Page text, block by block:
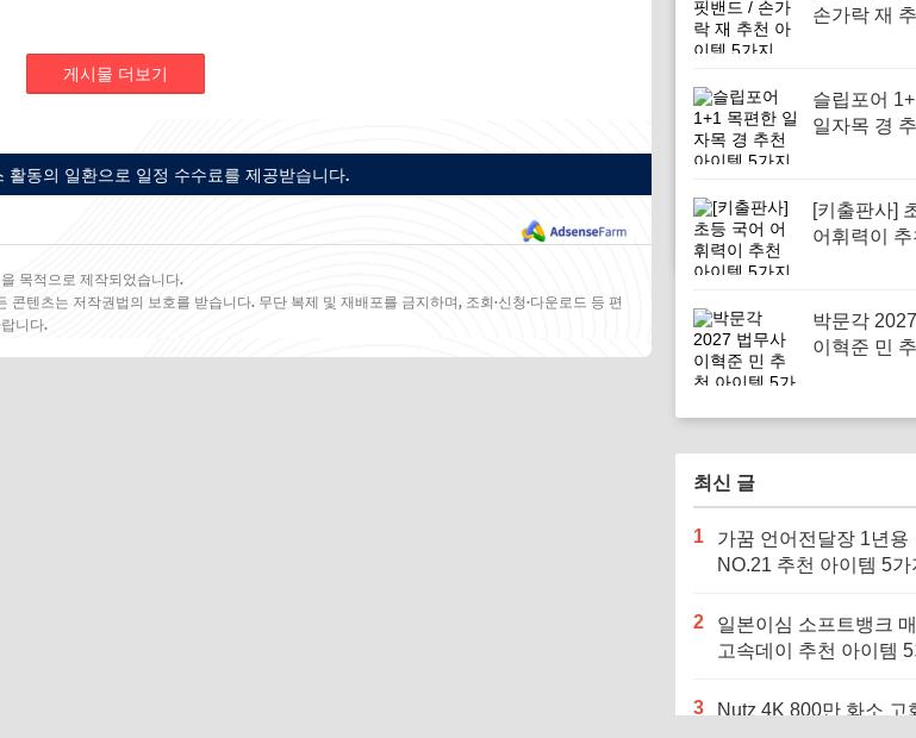
게시물 더보기
동의 일환으로 일정 수수료를 제공받습니다.
목적으로 제작되었습니다.
텐츠는 저작권법의 보호를 받습니다. 무단 복제 및 재배포를 금지하며, 조회·신청·다운로드 등 편
니다.
손가락 재
슬립포어
일자목 경
[키출판사]
어휘력이
박문각
이혁준 민
최신 글
1
가꿈 언어전달장 1년용
NO.21 추천 아이템 5가
2
일본이심 소프트뱅크
고속데이 추천 아이템
3
Nutz 4K 800만 화소 고